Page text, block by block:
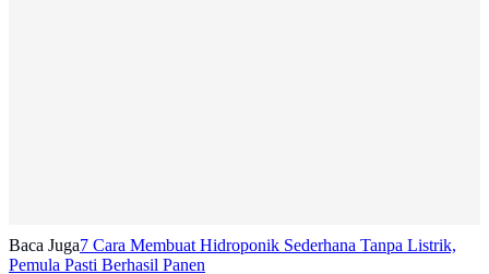
Baca Juga7 Cara Membuat Hidroponik Sederhana Tanpa Listrik,
Pemula Pasti Berhasil Panen